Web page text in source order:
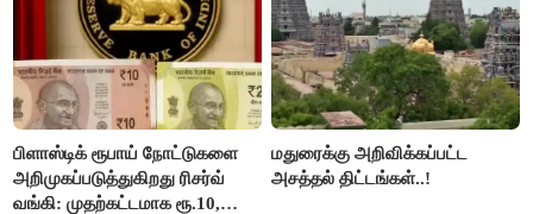
பிளாஸ்டிக் ரூபாய் நோட்டுகளை
அறிமுகப்படுத்துகிறது ரிசர்வ்
வங்கி: முதற்கட்டமாக ரூ.10,
மதுரைக்கு அறிவிக்கப்பட்ட
அசத்தல் திட்டங்கள்..!